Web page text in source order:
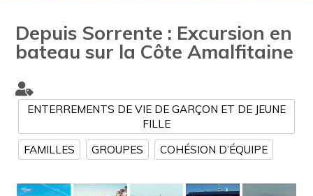
Depuis Sorrente : Excursion en
bateau sur la Côte Amalfitaine
ENTERREMENTS DE VIE DE GARÇON ET DE JEUNE
FILLE
FAMILLES
GROUPES COHÉSION D’ÉQUIPE